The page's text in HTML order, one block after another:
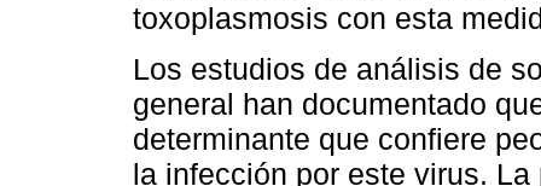
toxoplasmosis con esta
Los estudios de análisis de
general han documentado
determinante que confiere
la infección por este virus.